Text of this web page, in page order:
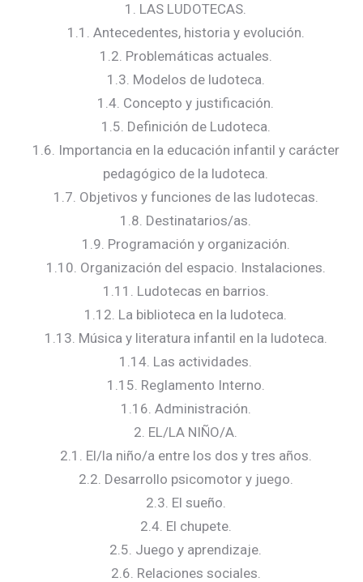
1. LAS LUDOTECAS.
1.1. Antecedentes, historia y evolución.
1.2. Problemáticas actuales.
1.3. Modelos de ludoteca.
1.4. Concepto y justificación.
1.5. Definición de Ludoteca.
1.6. Importancia en la educación infantil y carácter
pedagógico de la ludoteca.
1.7. Objetivos y funciones de las ludotecas.
1.8. Destinatarios/as.
1.9. Programación y organización.
1.10. Organización del espacio. Instalaciones.
1.11. Ludotecas en barrios.
1.12. La biblioteca en la ludoteca.
1.13. Música y literatura infantil en la ludoteca.
1.14. Las actividades.
1.15. Reglamento Interno.
1.16. Administración.
2. EL/LA NIÑO/A.
2.1. El/la niño/a entre los dos y tres años.
2.2. Desarrollo psicomotor y juego.
2.3. El sueño.
2.4. El chupete.
2.5. Juego y aprendizaje.
2.6. Relaciones sociales.